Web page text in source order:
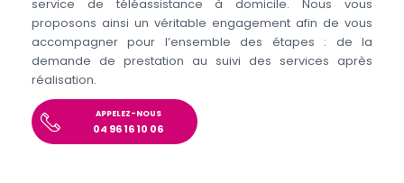
service de téléassistance à domicile. Nous vous
proposons ainsi un véritable engagement afin de vous
accompagner pour l’ensemble des étapes : de la
demande de prestation au suivi des services après
réalisation.
APPELEZ-NOUS
04 96 16 10 06